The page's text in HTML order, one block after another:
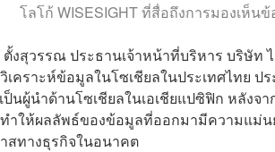
โลโก้ WISESIGHT ที่สื่อถึงการมองเห็น
ตั้งสุวรรณ ประธานเจ้าหน้าที่บริหาร บริษัท
เคราะห์ข้อมูลในโซเชียลในประเทศไทย
ป็นผู้นำด้านโซเชียลในเอเชียแปซิฟิก หลังจ
ำให้ผลลัพธ์ของข้อมูลที่ออกมามีความแม่น
สทางธุรกิจในอนาคต